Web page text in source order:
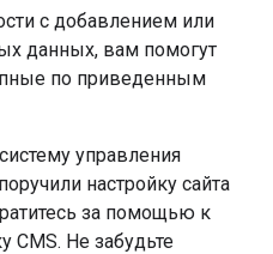
с добавлением или
данных, вам помогут
по приведенным
управления
настройку сайта
за помощью к
CMS. Не забудьте